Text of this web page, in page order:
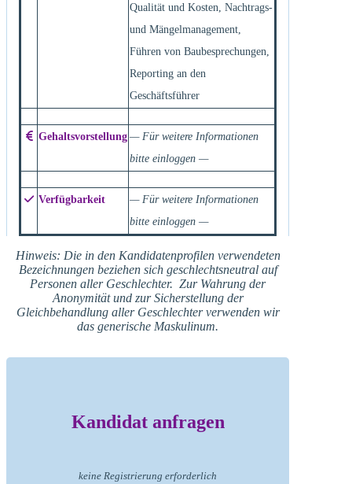
Qualität und Kosten, Nachtrags-
und Mängelmanagement,
Führen von Baubesprechungen,
Reporting an den
Geschäftsführer
Gehaltsvorstellung — Für weitere Informationen
bitte einloggen —
Verfügbarkeit
— Für weitere Informationen
bitte einloggen —
Hinweis: Die in den Kandidatenprofilen verwendeten
Bezeichnungen beziehen sich geschlechtsneutral auf
Personen aller Geschlechter. Zur Wahrung der
Anonymität und zur Sicherstellung der
Gleichbehandlung aller Geschlechter verwenden wir
das generische Maskulinum.
Kandidat anfragen
keine Registrierung erforderlich